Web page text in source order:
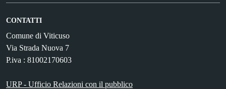
CONTATTI
Comune di Viticuso
Via Strada Nuova 7
P.iva : 81002170603
URP - Ufficio Relazioni con il pubblico